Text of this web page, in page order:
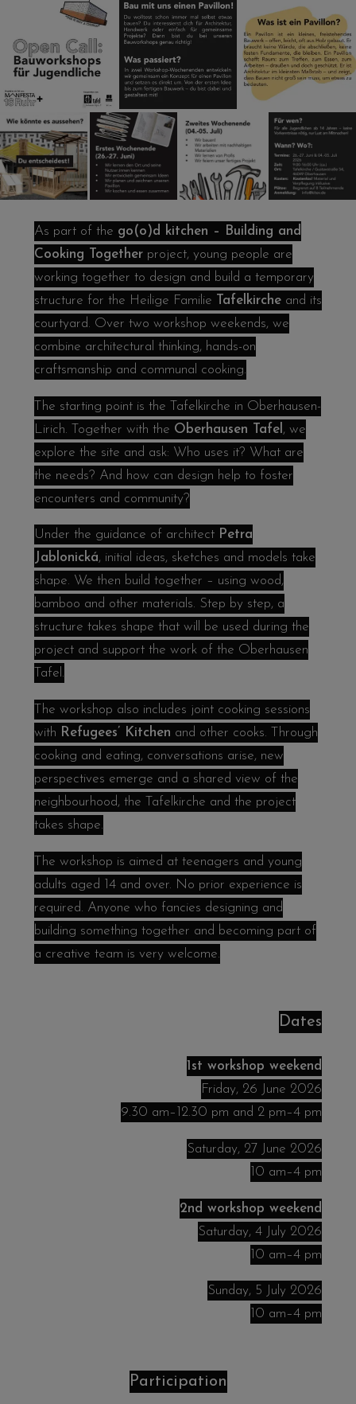
As part of the go(o)d kitchen – Building and
Cooking Togetherproject, young people are
working together to design and build a temporary
structure for the Heilige Familie
Tafelkircheand its
courtyard. Over two workshop weekends, we
combine architectural thinking, hands-on
craftsmanship and communal cooking.
The starting point is the Tafelkirche in Oberhausen-
Lirich. Together with the Oberhausen Tafel , we
explore the site and ask: Who uses it? What are
the needs? And how can design help to foster
encounters and community?
Under the guidance of architect Petra
Jablonická, initial ideas, sketches and models take
shape. We then build together – using wood,
bamboo and other materials. Step by step, a
structure takes shape that will be used during the
project and support the work of the Oberhausen
Tafel.
The workshop also includes joint cooking sessions
with Refugees’ Kitchen and other cooks. Through
cooking and eating, conversations arise, new
perspectives emerge and a shared view of the
neighbourhood, the Tafelkirche and the project
takes shape.
The workshop is aimed at teenagers and young
adults aged 14 and over. No prior experience is
required. Anyone who fancies designing and
building something together and becoming part of
a creative team is very welcome.
Dates
1st workshop weekend
Friday, 26 June 2026
9.30 am–12.30 pm and 2 pm–4 pm
Saturday, 27 June 2026
10 am–4 pm
2nd workshop weekend
Saturday, 4 July 2026
10 am–4 pm
Sunday, 5 July 2026
10 am–4 pm
Participation